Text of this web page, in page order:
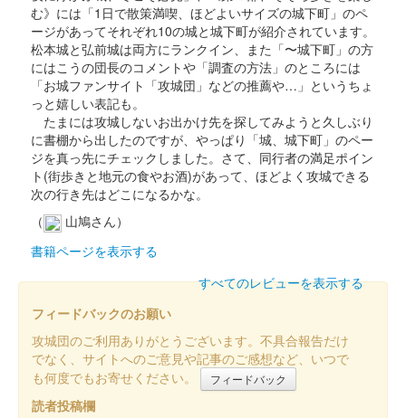
む》には「1日で散策満喫、ほどよいサイズの城下町」のペ
ージがあってそれぞれ10の城と城下町が紹介されています。
松本城と弘前城は両方にランクイン、また「〜城下町」の方
にはこうの団長のコメントや「調査の方法」のところには
「お城ファンサイト「攻城団」などの推薦や…」というちょ
っと嬉しい表記も。
たまには攻城しないお出かけ先を探してみようと久しぶり
に書棚から出したのですが、やっぱり「城、城下町」のペー
ジを真っ先にチェックしました。さて、同行者の満足ポイン
ト(街歩きと地元の食やお酒)があって、ほどよく攻城できる
次の行き先はどこになるかな。
（
山鳩さん）
書籍ページを表示する
すべてのレビューを表示する
フィードバックのお願い
攻城団のご利用ありがとうございます。不具合報告だけ
でなく、サイトへのご意見や記事のご感想など、いつで
も何度でもお寄せください。
フィードバック
読者投稿欄